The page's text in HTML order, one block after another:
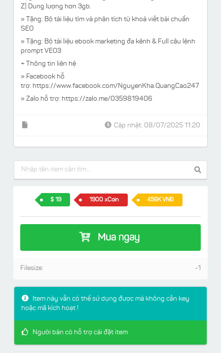
Z) Dung lượng hơn 3gb.
» Tặng: Bộ tài liệu tìm và phân tích từ khoá viết bài chuẩn
SEO
» Tặng: Bộ tài liệu ebook marketing đa kênh & Full câu lệnh
prompt VEO3
+ Thông tin liên hệ
» Facebook hỗ
trợ: https://www.facebook.com/NguyenKha.QuangCao247
» Zalo hỗ trợ: https://zalo.me/0359819406
Cập nhật: 08/07/2025 11:20
19 1900 xCoin 456K VNĐ
Mua ngay
-1
Filesize:
Item này vẫn có thể sử dụng được mà không cần key
hoặc mã kích hoạt !
Người bán có hỗ trợ cài đặt item